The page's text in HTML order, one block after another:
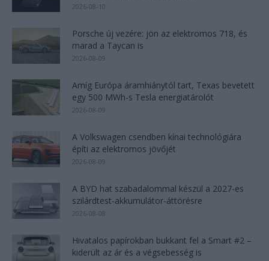
2026-08-10
Porsche új vezére: jön az elektromos 718, és
marad a Taycan is
2026-08-09
Amíg Európa áramhiánytól tart, Texas bevetett
egy 500 MWh-s Tesla energiatárolót
2026-08-09
A Volkswagen csendben kínai technológiára
építi az elektromos jövőjét
2026-08-09
A BYD hat szabadalommal készül a 2027-es
szilárdtest-akkumulátor-áttörésre
2026-08-08
Hivatalos papírokban bukkant fel a Smart #2 –
kiderült az ár és a végsebesség is